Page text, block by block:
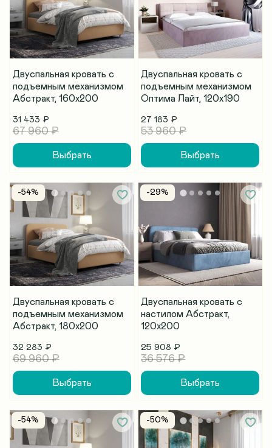
Двуспальная кровать с
подъемным механизмом
Абстракт, 160х200
31 433 ₽
67 960 ₽
Выбрать
Двуспальная кровать с
подъемным механизмом
Оптима Лайт, 120х190
27 183 ₽
53 960 ₽
Выбрать
-54%
Двуспальная кровать с
подъемным механизмом
Абстракт, 180х200
32 283 ₽
69 960 ₽
Выбрать
-29%
Двуспальная кровать с
настилом Абстракт,
120х200
25 908 ₽
36 576 ₽
Выбрать
-54% -50%